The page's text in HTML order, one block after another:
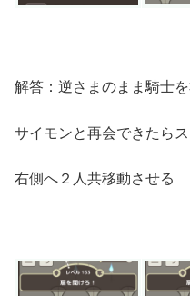
解答：逆さまのまま騎士
サイモンと再会できたら
右側へ２人共移動させる